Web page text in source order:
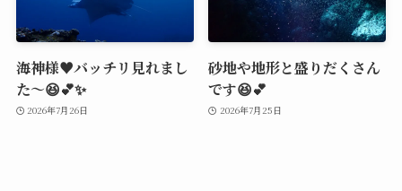
海神様♥️バッチリ見れまし
た～😆💕✨
2026年7月26日
砂地や地形と盛りだくさん
です😆💕
2026年7月25日